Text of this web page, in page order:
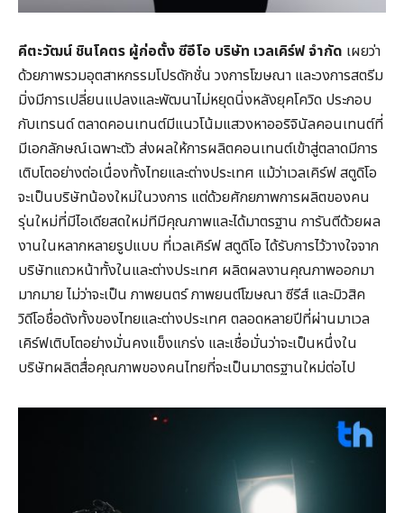
คีตะวัฒน์ ชินโคตร ผู้ก่อตั้ง ซีอีโอ บริษัท เวลเคิร์ฟ จำกัด เผยว่า
ด้วยภาพรวมอุตสาหกรรมโปรดักชั่น วงการโฆษณา และวงการสตรีม
มิ่งมีการเปลี่ยนแปลงและพัฒนาไม่หยุดนิ่งหลังยุคโควิด ประกอบ
กับเทรนด์ ตลาดคอนเทนต์มีแนวโน้มแสวงหาออริจินัลคอนเทนต์ที่
มีเอกลักษณ์เฉพาะตัว ส่งผลให้การผลิตคอนเทนต์เข้าสู่ตลาดมีการ
เติบโตอย่างต่อเนื่องทั้งไทยและต่างประเทศ แม้ว่าเวลเคิร์ฟ สตูดิโอ
จะเป็นบริษัทน้องใหม่ในวงการ แต่ด้วยศักยภาพการผลิตของคน
รุ่นใหม่ที่มีไอเดียสดใหม่ทีมีคุณภาพและได้มาตรฐาน การันตีด้วยผล
งานในหลากหลายรูปแบบ ที่เวลเคิร์ฟ สตูดิโอ ได้รับการไว้วางใจจาก
บริษัทแถวหน้าทั้งในและต่างประเทศ ผลิตผลงานคุณภาพออกมา
มากมาย ไม่ว่าจะเป็น ภาพยนตร์ ภาพยนต์โฆษณา ซีรีส์ และมิวสิค
วิดีโอชื่อดังทั้งของไทยและต่างประเทศ ตลอดหลายปีที่ผ่านมาเวล
เคิร์ฟเติบโตอย่างมั่นคงแข็งแกร่ง และเชื่อมั่นว่าจะเป็นหนึ่งใน
บริษัทผลิตสื่อคุณภาพของคนไทยที่จะเป็นมาตรฐานใหม่ต่อไป